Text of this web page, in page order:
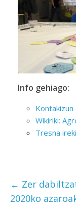
Info gehiago:
Wikiriki:
Tresna
← Zer
2020ko